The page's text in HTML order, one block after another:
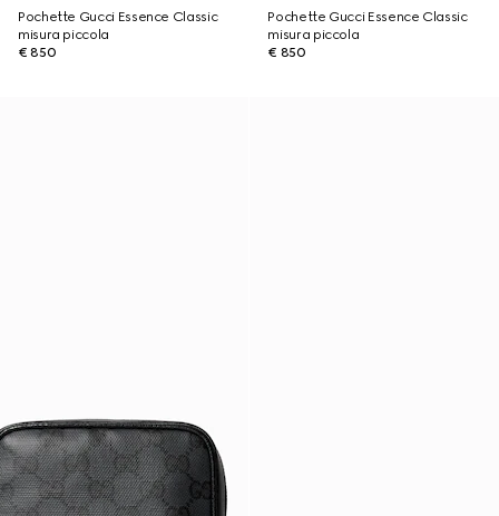
Pochette Gucci Essence Classic
misura piccola
€ 850
Pochette Gucci Essence Classic
misura piccola
€ 850